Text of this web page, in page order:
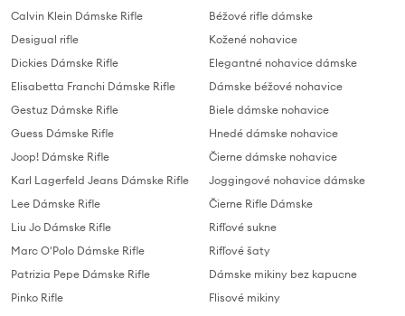
Calvin Klein Dámske Rifle
Desigual rifle
Dickies Dámske Rifle
Elisabetta Franchi Dámske Rifle
Gestuz Dámske Rifle
Guess Dámske Rifle
Joop! Dámske Rifle
Karl Lagerfeld Jeans Dámske Rifle
Lee Dámske Rifle
Liu Jo Dámske Rifle
Marc O'Polo Dámske Rifle
Patrizia Pepe Dámske Rifle
Pinko Rifle
Béžové rifle dámske
Kožené nohavice
Elegantné nohavice dámske
Dámske béžové nohavice
Biele dámske nohavice
Hnedé dámske nohavice
Čierne dámske nohavice
Joggingové nohavice dámske
Čierne Rifle Dámske
Rifľové sukne
Rifľové šaty
Dámske mikiny bez kapucne
Flisové mikiny